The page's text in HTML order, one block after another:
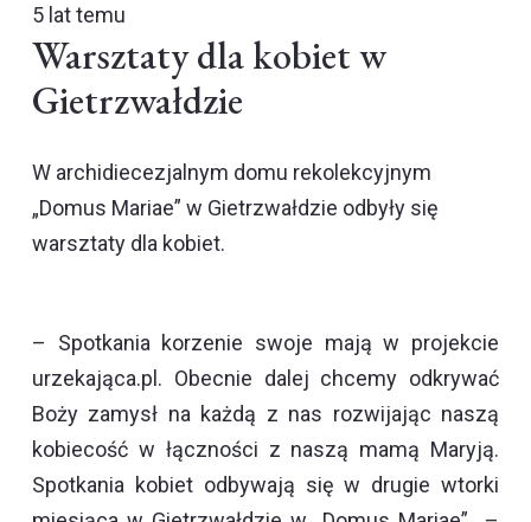
5 lat temu
Warsztaty dla kobiet w
Gietrzwałdzie
W archidiecezjalnym domu rekolekcyjnym
„Domus Mariae” w Gietrzwałdzie odbyły się
warsztaty dla kobiet.
– Spotkania korzenie swoje mają w projekcie
urzekająca.pl. Obecnie dalej chcemy odkrywać
Boży zamysł na każdą z nas rozwijając naszą
kobiecość w łączności z naszą mamą Maryją.
Spotkania kobiet odbywają się w drugie wtorki